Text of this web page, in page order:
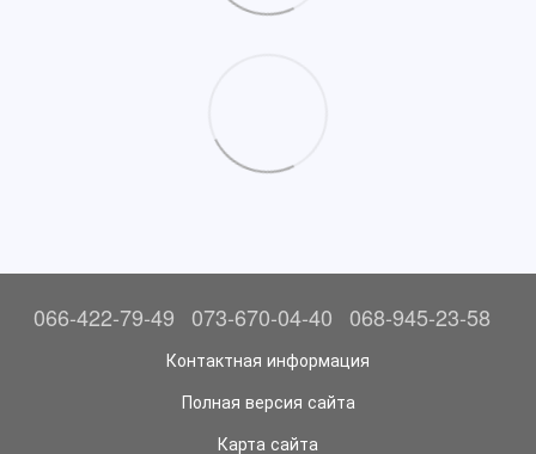
066-422-79-49 073-670-04-40 068-945-23-58
Контактная информация
Полная версия сайта
Карта сайта